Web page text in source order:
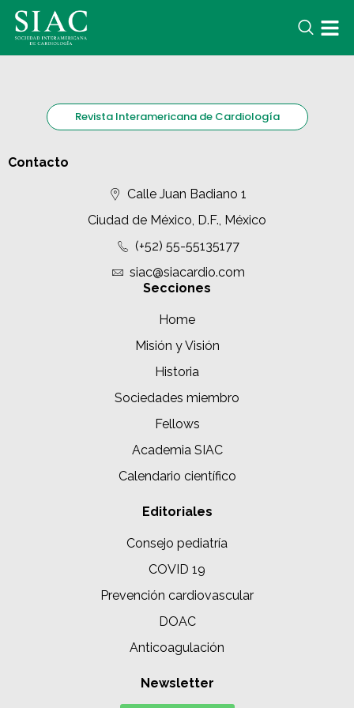
Revista Interamericana de Cardiología
Contacto
Calle Juan Badiano 1
Ciudad de México, D.F., México
(+52) 55-55135177
siac@siacardio.com
Secciones
Home
Misión y Visión
Historia
Sociedades miembro
Fellows
Academia SIAC
Calendario científico
Editoriales
Consejo pediatría
COVID 19
Prevención cardiovascular
DOAC
Anticoagulación
Newsletter